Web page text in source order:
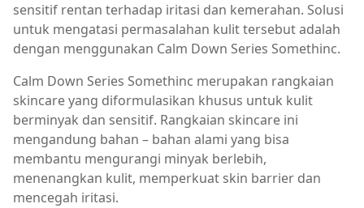
sensitif rentan terhadap iritasi dan kemerahan. Solusi
untuk mengatasi permasalahan kulit tersebut adalah
dengan menggunakan Calm Down Series Somethinc.
Calm Down Series Somethinc merupakan rangkaian
skincare yang diformulasikan khusus untuk kulit
berminyak dan sensitif. Rangkaian skincare ini
mengandung bahan – bahan alami yang bisa
membantu mengurangi minyak berlebih,
menenangkan kulit, memperkuat skin barrier dan
mencegah iritasi.